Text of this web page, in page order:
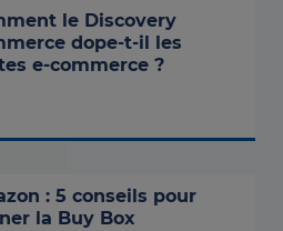
le Discovery
dope-t-il les
e-commerce ?
: 5 conseils pour
la Buy Box